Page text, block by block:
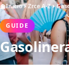
Inicio Zrce A-Z
GUIDE